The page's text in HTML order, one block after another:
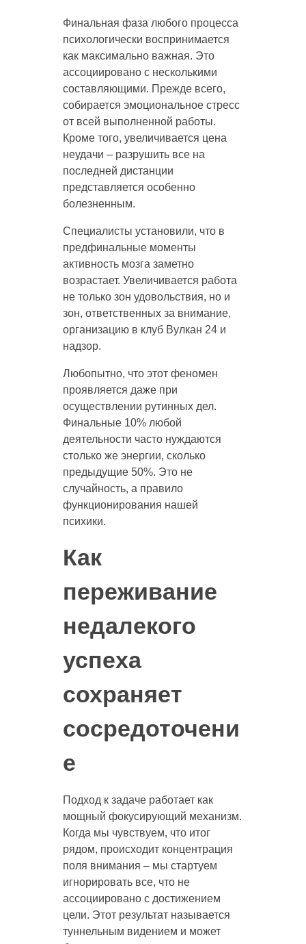
Финальная фаза любого процесса
психологически воспринимается
как максимально важная. Это
ассоциировано с несколькими
составляющими. Прежде всего,
собирается эмоциональное стресс
от всей выполненной работы.
Кроме того, увеличивается цена
неудачи – разрушить все на
последней дистанции
представляется особенно
болезненным.
Специалисты установили, что в
предфинальные моменты
активность мозга заметно
возрастает. Увеличивается работа
не только зон удовольствия, но и
зон, ответственных за внимание,
организацию в клуб Вулкан 24 и
надзор.
Любопытно, что этот феномен
проявляется даже при
осуществлении рутинных дел.
Финальные 10% любой
деятельности часто нуждаются
столько же энергии, сколько
предыдущие 50%. Это не
случайность, а правило
функционирования нашей
психики.
Как
переживание
недалекого
успеха
сохраняет
сосредоточени
е
Подход к задаче работает как
мощный фокусирующий механизм.
Когда мы чувствуем, что итог
рядом, происходит концентрация
поля внимания – мы стартуем
игнорировать все, что не
ассоциировано с достижением
цели. Этот результат называется
туннельным видением и может